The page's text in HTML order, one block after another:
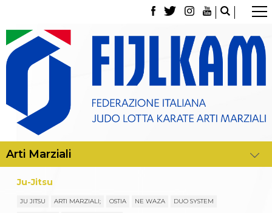
La Federazione
Tesseramento
Contatti
Norme e modulistica Affiliazioni e Tesseramenti
Classifica Società Sportive con più di 100 atleti
tesserati
Giustizia Sportiva
Partners
Ju-Jitsu
JU JITSU ARTI MARZIALI; OSTIA NE WAZA DUO SYSTEM